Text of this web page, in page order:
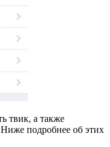
твик, а также
Ниже подробнее об этих